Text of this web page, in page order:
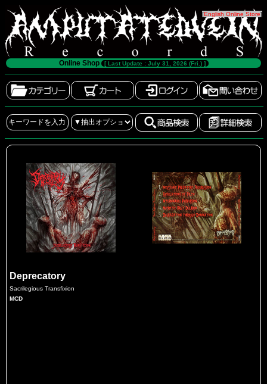
[English Online Store]
Online Shop [ Last Update : July 31, 2026 (Fri.) ]
Deprecatory
Sacrilegious Transfixion
MCD